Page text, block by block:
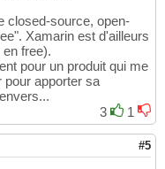
closed-source, open-
Xamarin est d'ailleurs
free).
pour un produit qui me
pour apporter sa
3
1
#5